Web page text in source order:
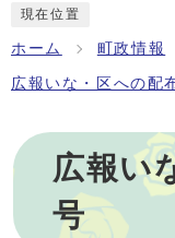
現在位置
ホーム 町政情報
広報いな・区への配
広報い
号